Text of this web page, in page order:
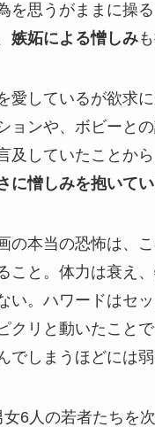
を思うがままに操
嫉妬による憎しみ
愛しているが欲求
ョンや、ボビーと
及していたことか
に憎しみを抱いてい
の本当の恐怖は、
こと。体力は衰え
い。ハワードはセ
クリと動いたこと
でしまうほどには弱
6人の若者たちを